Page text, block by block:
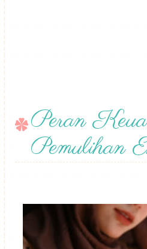
Peran
Pemulihan